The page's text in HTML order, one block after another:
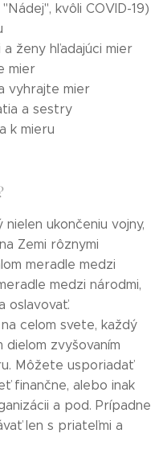
kvôli COVID-19)
ženy hľadajúci mier
mier
vyhrajte mier
a sestry
k mieru
ukončeniu vojny,
Zemi rôznymi
meradle medzi
medzi národmi,
oslavovať.
celom svete, každý
zvyšovaním
Môžete usporiadať
finančne, alebo inak
a pod. Prípadne
len s priateľmi a